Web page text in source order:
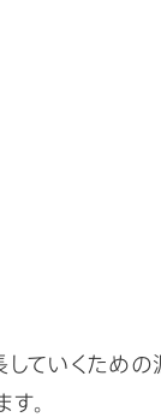
ていくため
。